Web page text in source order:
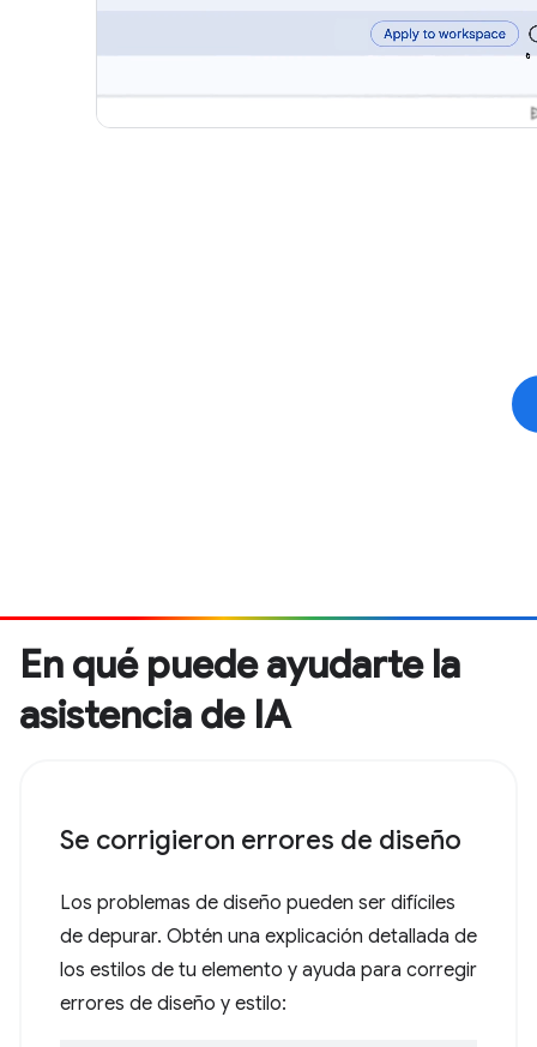
En qué puede ayudarte la
asistencia de IA
Se corrigieron errores de diseño
Los problemas de diseño pueden ser difíciles
de depurar. Obtén una explicación detallada de
los estilos de tu elemento y ayuda para corregir
errores de diseño y estilo: